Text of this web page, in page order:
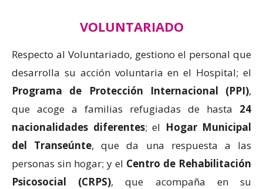
VOLUNTARIADO
Respecto al Voluntariado, gestiono el personal que
desarrolla su acción voluntaria en el Hospital; el
Programa de Protección Internacional (PPI),
que acoge a familias refugiadas de hasta 24
nacionalidades diferentes; el Hogar Municipal
del Transeúnte, que da una respuesta a las
personas sin hogar; y el Centro de Rehabilitación
Psicosocial (CRPS), que acompaña en su